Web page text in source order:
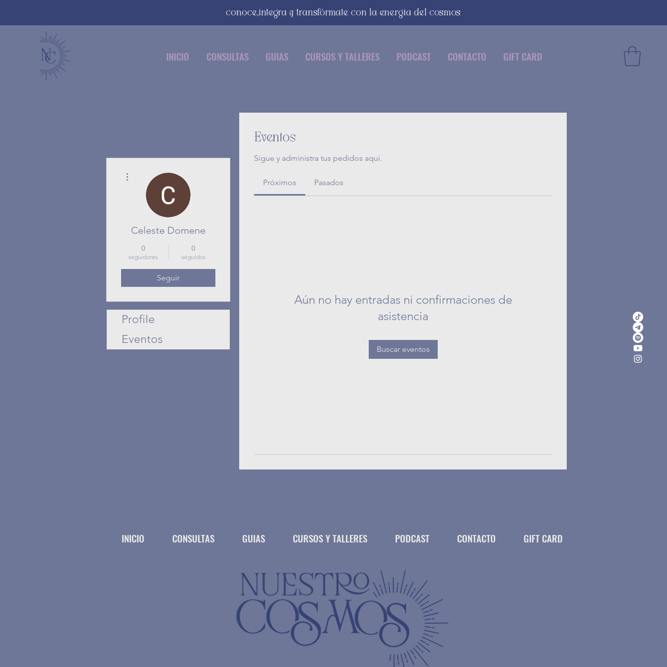
conoce,integra y transfórmate con la energía del cosmos
INICIO CONSULTAS GUIAS CURSOS Y TALLERES PODCAST CONTACTO GIFT CARD
Eventos
Sigue y administra tus pedidos aquí.
Próximos Pasados
Aún no hay entradas ni confirmaciones de
asistencia
Buscar eventos
Celeste Domene
0
seguidores
0
seguidos
Seguir
Profile
Eventos
INICIO CONSULTAS GUIAS CURSOS Y TALLERES PODCAST CONTACTO GIFT CARD